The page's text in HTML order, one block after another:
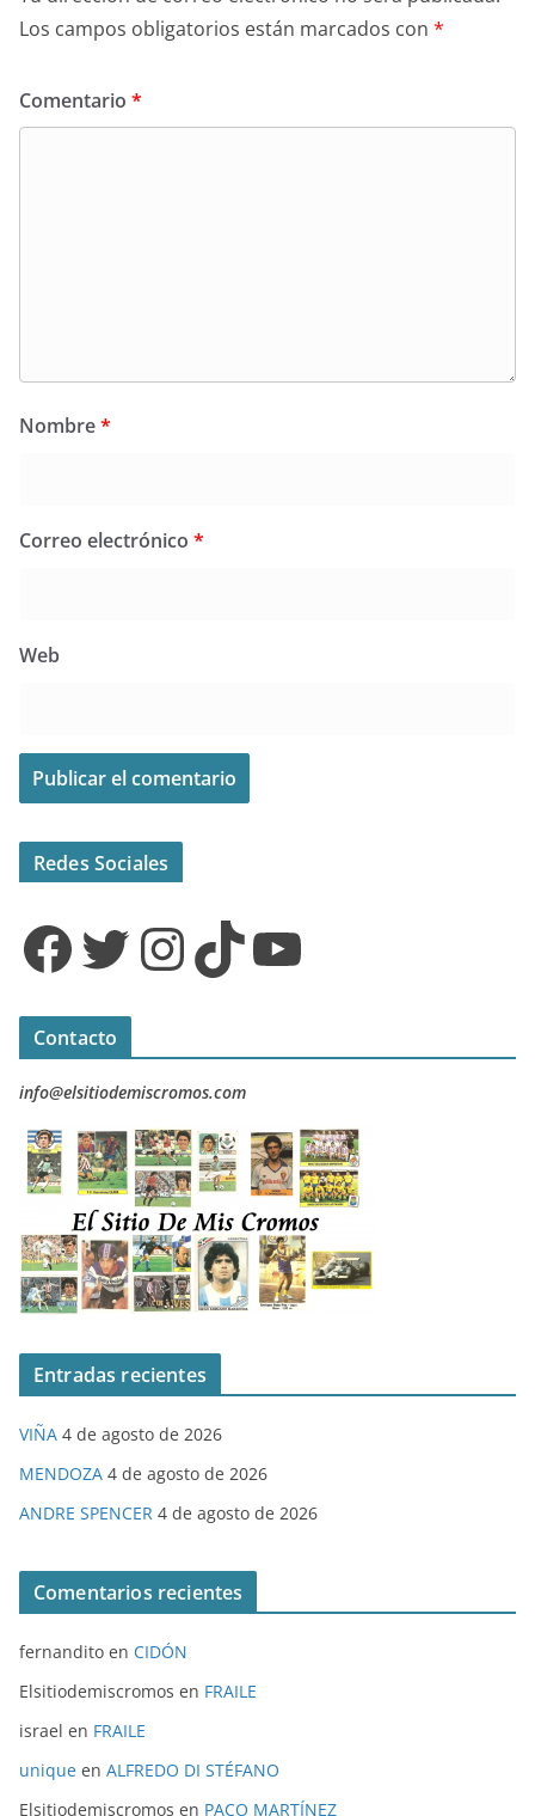
Los campos obligatorios están marcados con *
Comentario *
Nombre*
Correo electrónico *
Web
Redes Sociales
Facebook Twitter InstagramTikTok YouTube
Contacto
info@elsitiodemiscromos.com
Entradas recientes
VIÑA 4 de agosto de 2026
MENDOZA 4 de agosto de 2026
ANDRE SPENCER 4 de agosto de 2026
Comentarios recientes
fernandito en CIDÓN
Elsitiodemiscromos en FRAILE
israel en FRAILE
unique en ALFREDO DI STÉFANO
Elsitiodemiscromos en PACO MARTÍNEZ